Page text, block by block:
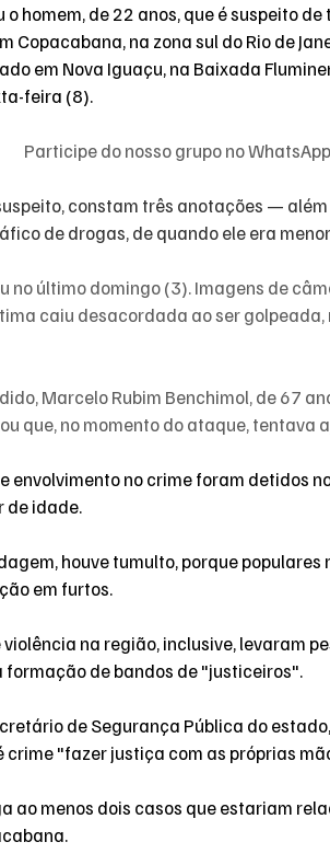
o homem, de 22 anos, que é suspeito
Copacabana, na zona sul do Rio de
em Nova Iguaçu, na Baixada
feira (8).
Participe do nosso grupo no WhatsApp
constam três anotações —
de drogas, de quando ele era
no último domingo (3). Imagens de
caiu desacordada ao ser
Marcelo Rubim Benchimol, de 67
que, no momento do ataque, tentava
envolvimento no crime foram detidos
de idade.
houve tumulto, porque
em furtos.
na região, inclusive, levaram
formação de bandos de "justiceiros".
de Segurança Pública do
crime "fazer justiça com as próprias
ao menos dois casos que estariam